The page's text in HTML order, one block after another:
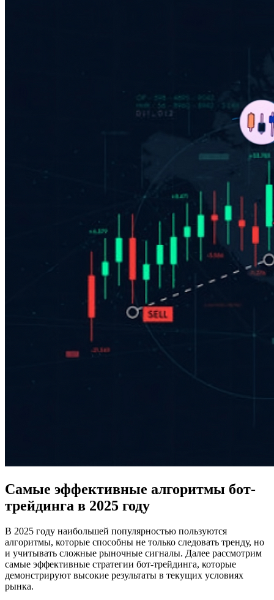
Самые эффективные алгоритмы бот-
трейдинга в 2025 году
В 2025 году наибольшей популярностью пользуются
алгоритмы, которые способны не только следовать тренду, но
и учитывать сложные рыночные сигналы. Далее рассмотрим
самые эффективные стратегии бот-трейдинга, которые
демонстрируют высокие результаты в текущих условиях
рынка.